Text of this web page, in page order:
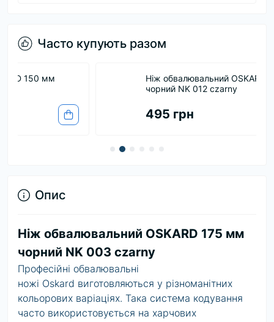
Часто купують разом
Ніж обвалювальний OSKARD 190 мм
чорний NK 012 czarny
495 грн
Опис
Ніж обвалювальний OSKARD 175 мм
чорний NK 003 czarny
Професійні обвалювальні
ножі Oskard виготовляються у різноманітних
кольорових варіаціях. Така система кодування
часто використовується на харчових